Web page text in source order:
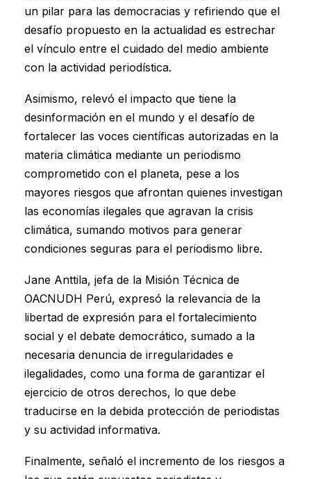
un pilar para las democracias y refiriendo que el
desafío propuesto en la actualidad es estrechar
el vínculo entre el cuidado del medio ambiente
con la actividad periodística.
Asimismo, relevó el impacto que tiene la
desinformación en el mundo y el desafío de
fortalecer las voces científicas autorizadas en la
materia climática mediante un periodismo
comprometido con el planeta, pese a los
mayores riesgos que afrontan quienes investigan
las economías ilegales que agravan la crisis
climática, sumando motivos para generar
condiciones seguras para el periodismo libre.
Jane Anttila, jefa de la Misión Técnica de
OACNUDH Perú, expresó la relevancia de la
libertad de expresión para el fortalecimiento
social y el debate democrático, sumado a la
necesaria denuncia de irregularidades e
ilegalidades, como una forma de garantizar el
ejercicio de otros derechos, lo que debe
traducirse en la debida protección de periodistas
y su actividad informativa.
Finalmente, señaló el incremento de los riesgos a